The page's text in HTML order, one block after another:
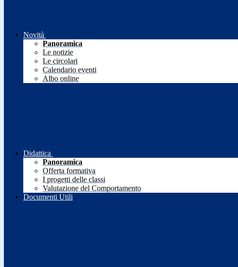
Novità
Panoramica
Le notizie
Le circolari
Calendario eventi
Albo online
Didattica
Panoramica
Offerta formativa
I progetti delle classi
Valutazione del Comportamento
Documenti Utili